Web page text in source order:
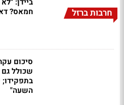
חרבות ברזל
חמאס?
סיכום
שכולל
בתפקידו;
השעה"